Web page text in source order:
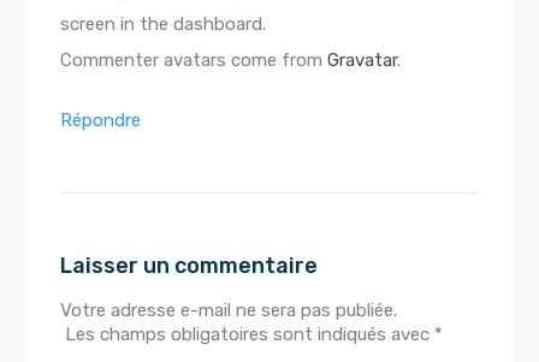
screen in the dashboard.
Commenter avatars come from Gravatar.
Répondre
Laisser un commentaire
Votre adresse e-mail ne sera pas publiée.
Les champs obligatoires sont indiqués avec *